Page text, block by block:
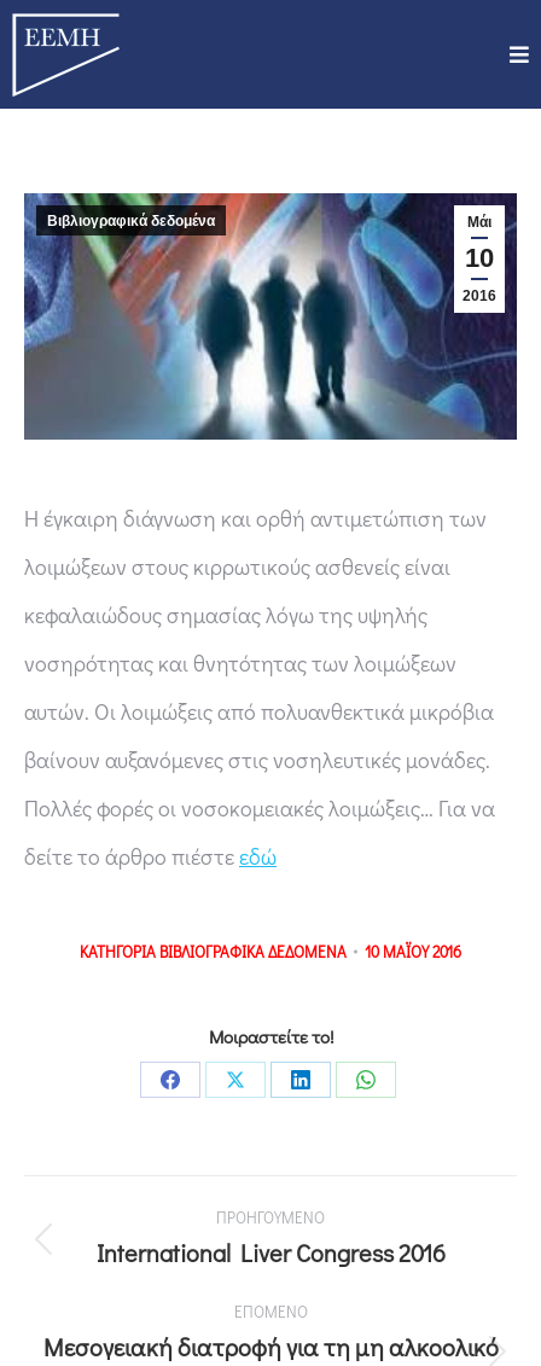
Μάι
10
2016
Βιβλιογραφικά δεδομένα
Η έγκαιρη διάγνωση και ορθή αντιμετώπιση των
λοιμώξεων στους κιρρωτικούς ασθενείς είναι
κεφαλαιώδους σημασίας λόγω της υψηλής
νοσηρότητας και θνητότητας των λοιμώξεων
αυτών. Οι λοιμώξεις από πολυανθεκτικά μικρόβια
βαίνουν αυξανόμενες στις νοσηλευτικές μονάδες.
Πολλές φορές οι νοσοκομειακές λοιμώξεις… Για να
δείτε το άρθρο πιέστεεδώ
ΚΑΤΗΓΟΡΙΑ ΒΙΒΛΙΟΓΡΑΦΙΚΑ ΔΕΔΟΜΕΝΑ 10 ΜΑΪΟΥ 2016
Μοιραστείτε το!
ΠΡΟΗΓΟΥΜΕΝΟ
International Liver Congress 2016
ΕΠΟΜΕΝΟ
Μεσογειακή διατροφή για τη μη αλκοολικό